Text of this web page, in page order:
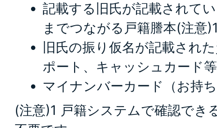
記載する旧氏が記載されて
までつながる戸籍謄本(注意
旧氏の振り仮名が記載され
ポート、キャッシュカード
マイナンバーカード（お持
(注意)1 戸籍システムで確認でき